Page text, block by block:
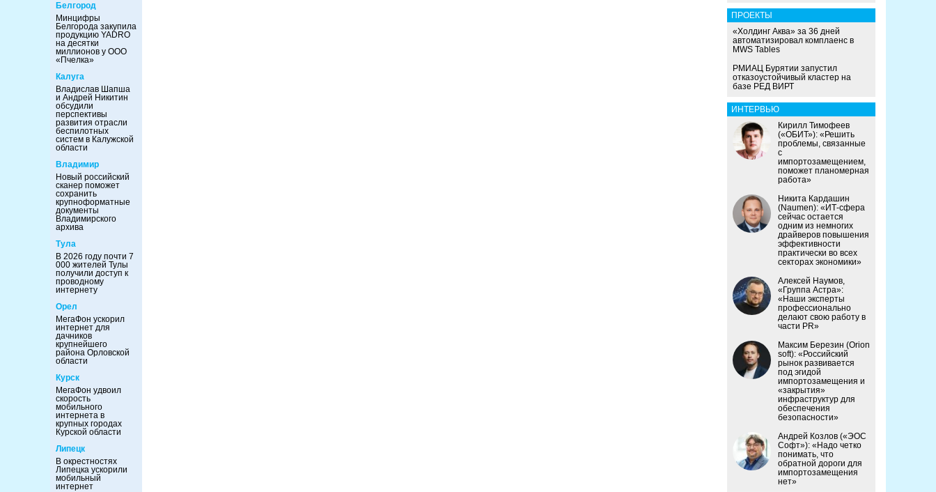
Белгород
Минцифры
Белгорода закупила
продукцию YADRO
на десятки
миллионов у ООО
«Пчелка»
Калуга
Владислав Шапша
и Андрей Никитин
обсудили
перспективы
развития отрасли
беспилотных
систем в Калужской
области
Владимир
Новый российский
сканер поможет
сохранить
крупноформатные
документы
Владимирского
архива
Тула
В 2026 году почти 7
000 жителей Тулы
получили доступ к
проводному
интернету
Орел
МегаФон ускорил
интернет для
дачников
крупнейшего
района Орловской
области
Курск
МегаФон удвоил
скорость
мобильного
интернета в
крупных городах
Курской области
Липецк
В окрестностях
Липецка ускорили
мобильный
интернет
ПРОЕКТЫ
«Холдинг Аква» за 36 дней
автоматизировал комплаенс в
MWS Tables
РМИАЦ Бурятии запустил
отказоустойчивый кластер на
базе РЕД ВИРТ
ИНТЕРВЬЮ
Кирилл Тимофеев
(«ОБИТ»): «Решить
проблемы, связанные
с
импортозамещением,
поможет планомерная
работа»
Никита Кардашин
(Naumen): «ИТ-сфера
сейчас остается
одним из немногих
драйверов повышения
эффективности
практически во всех
секторах экономики»
Алексей Наумов,
«Группа Астра»:
«Наши эксперты
профессионально
делают свою работу в
части PR»
Максим Березин (Orion
soft): «Российский
рынок развивается
под эгидой
импортозамещения и
«закрытия»
инфраструктур для
обеспечения
безопасности»
Андрей Козлов («ЭОС
Софт»): «Надо четко
понимать, что
обратной дороги для
импортозамещения
нет»